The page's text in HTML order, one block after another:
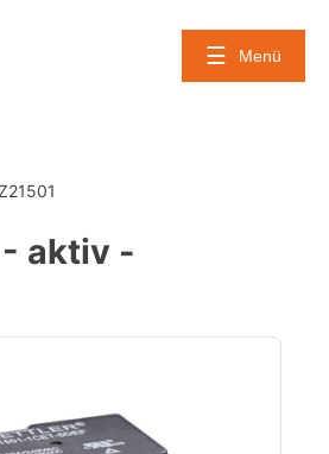
Menü
aktiv -